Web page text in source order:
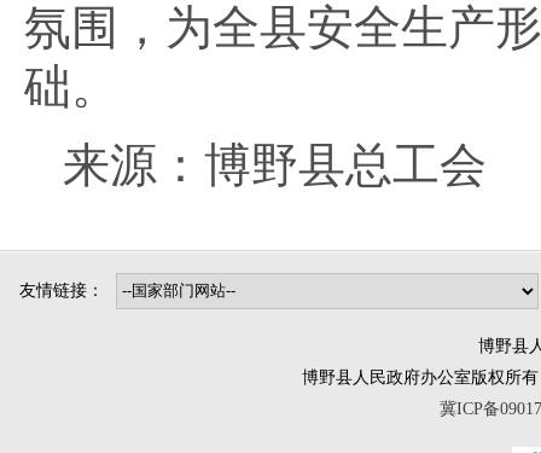
氛围，为全县安全生产
础。
来源：博野县总工会
友情链接：
博野县
博野县人民政府办公室版权所有
冀ICP备